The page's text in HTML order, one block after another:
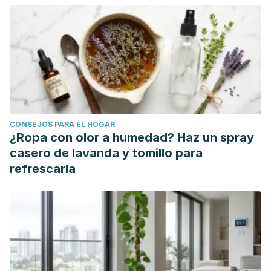
https://es.wikipedia.org/wiki/Pollo_al_lim%C3%B3n
CONSEJOS PARA EL HOGAR
¿Ropa con olor a humedad? Haz un spray
casero de lavanda y tomillo para
refrescarla